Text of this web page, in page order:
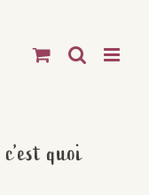
quoi